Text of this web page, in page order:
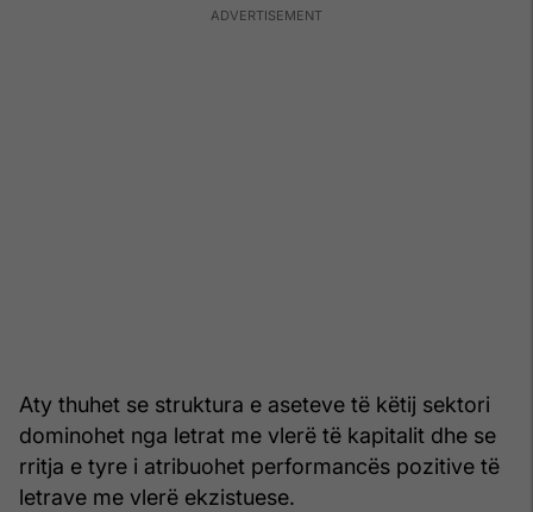
Aty thuhet se struktura e aseteve të këtij sektori
dominohet nga letrat me vlerë të kapitalit dhe se
rritja e tyre i atribuohet performancës pozitive të
letrave me vlerë ekzistuese.